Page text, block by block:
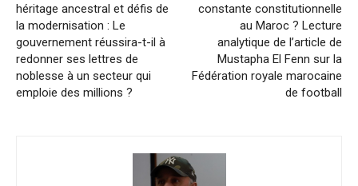
héritage ancestral et défis de
la modernisation : Le
gouvernement réussira-t-il à
redonner ses lettres de
noblesse à un secteur qui
emploie des millions ?
constante constitutionnelle
au Maroc ? Lecture
analytique de l’article de
Mustapha El Fenn sur la
Fédération royale marocaine
de football